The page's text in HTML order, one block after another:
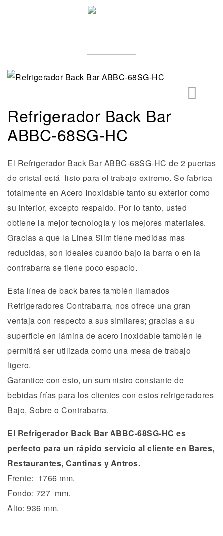
Refrigerador Back Bar
ABBC-68SG-HC
El Refrigerador Back Bar ABBC-68SG-HC de 2 puertas
de cristal está listo para el trabajo extremo. Se fabrica
totalmente en Acero Inoxidable tanto su exterior como
su interior, excepto respaldo. Por lo tanto, usted
obtiene la mejor tecnología y los mejores materiales.
Gracias a que la Línea Slim tiene medidas mas
reducidas, son ideales cuando bajo la barra o en la
contrabarra se tiene poco espacio.
Esta línea de back bares también llamados
Refrigeradores Contrabarra, nos ofrece una gran
ventaja con respecto a sus similares; gracias a su
superficie en lámina de acero inoxidable también le
permitirá ser utilizada como una mesa de trabajo
ligero.
Garantice con esto, un suministro constante de
bebidas frías para los clientes con estos refrigeradores
Bajo, Sobre o Contrabarra.
El Refrigerador Back Bar ABBC-68SG-HC es
perfecto para un rápido servicio al cliente en Bares,
Restaurantes, Cantinas y Antros.
Frente: 1766 mm.
Fondo: 727 mm.
Alto: 936 mm.